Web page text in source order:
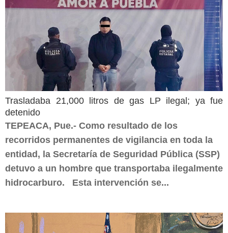
Trasladaba 21,000 litros de gas LP ilegal; ya fue
detenido
TEPEACA, Pue.- Como resultado de los
recorridos permanentes de vigilancia en toda la
entidad, la Secretaría de Seguridad Pública (SSP)
detuvo a un hombre que transportaba ilegalmente
hidrocarburo. Esta intervención se...